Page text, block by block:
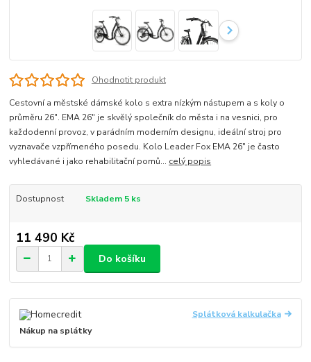
Ohodnotit produkt
Cestovní a městské dámské kolo s extra nízkým nástupem a s koly o
průměru 26". EMA 26" je skvělý společník do města i na vesnici, pro
každodenní provoz, v parádním moderním designu, ideální stroj pro
vyznavače vzpřímeného posedu. Kolo Leader Fox EMA 26" je často
vyhledávané i jako rehabilitační pomů... celý popis
Dostupnost Skladem 5 ks
11 490 Kč
Do košíku
Splátková kalkulačka
Nákup na splátky